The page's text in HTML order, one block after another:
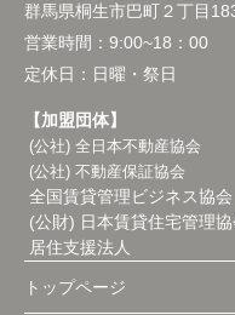
群馬県桐生市巴町２丁目
営業時間： 9:00~18：00
定休日： 日曜・祭日
【加盟団体】
(公社) 全日本不動産協会
(公社) 不動産保証協会
全国賃貸管理ビジネス協会
(公財) 日本賃貸住宅管理協
居住支援法人
トップページ